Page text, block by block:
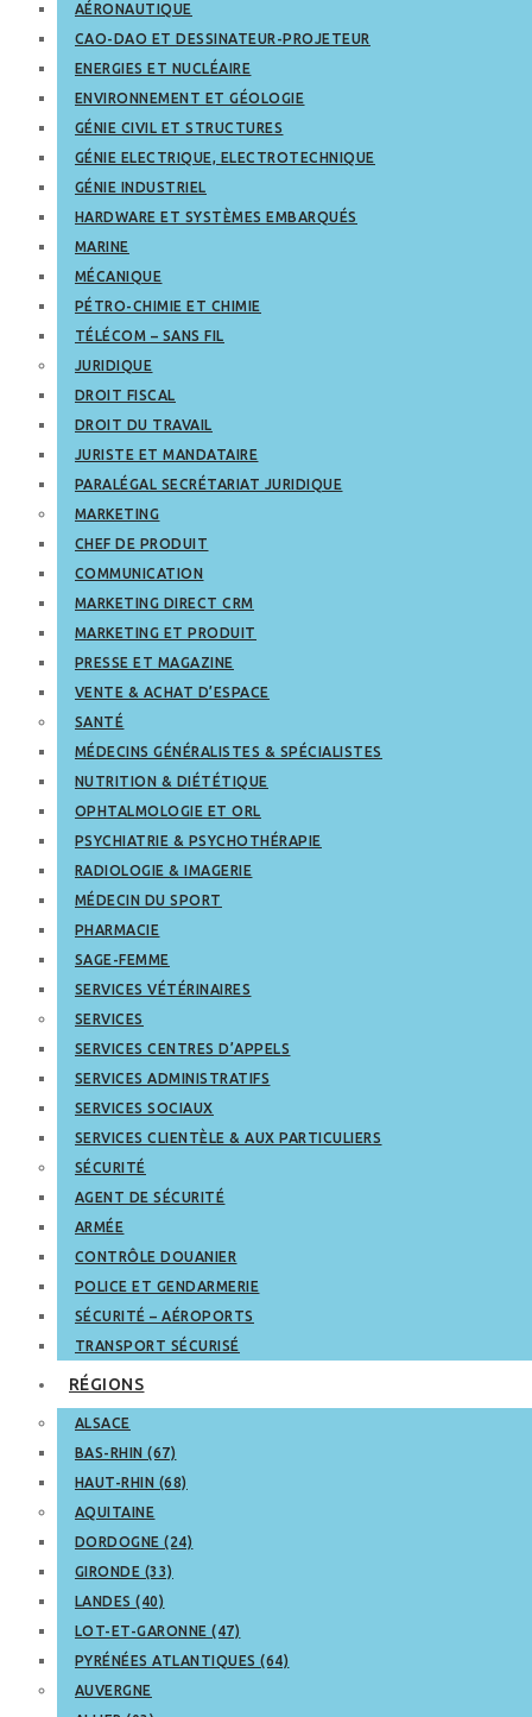
AÉRONAUTIQUE
CAO-DAO ET DESSINATEUR-PROJETEUR
ENERGIES ET NUCLÉAIRE
ENVIRONNEMENT ET GÉOLOGIE
GÉNIE CIVIL ET STRUCTURES
GÉNIE ELECTRIQUE, ELECTROTECHNIQUE
GÉNIE INDUSTRIEL
HARDWARE ET SYSTÈMES EMBARQUÉS
MARINE
MÉCANIQUE
PÉTRO-CHIMIE ET CHIMIE
TÉLÉCOM – SANS FIL
JURIDIQUE
DROIT FISCAL
DROIT DU TRAVAIL
JURISTE ET MANDATAIRE
PARALÉGAL SECRÉTARIAT JURIDIQUE
MARKETING
CHEF DE PRODUIT
COMMUNICATION
MARKETING DIRECT CRM
MARKETING ET PRODUIT
PRESSE ET MAGAZINE
VENTE & ACHAT D’ESPACE
SANTÉ
MÉDECINS GÉNÉRALISTES & SPÉCIALISTES
NUTRITION & DIÉTÉTIQUE
OPHTALMOLOGIE ET ORL
PSYCHIATRIE & PSYCHOTHÉRAPIE
RADIOLOGIE & IMAGERIE
MÉDECIN DU SPORT
PHARMACIE
SAGE-FEMME
SERVICES VÉTÉRINAIRES
SERVICES
SERVICES CENTRES D’APPELS
SERVICES ADMINISTRATIFS
SERVICES SOCIAUX
SERVICES CLIENTÈLE & AUX PARTICULIERS
SÉCURITÉ
AGENT DE SÉCURITÉ
ARMÉE
CONTRÔLE DOUANIER
POLICE ET GENDARMERIE
SÉCURITÉ – AÉROPORTS
TRANSPORT SÉCURISÉ
RÉGIONS
ALSACE
BAS-RHIN (67)
HAUT-RHIN (68)
AQUITAINE
DORDOGNE (24)
GIRONDE (33)
LANDES (40)
LOT-ET-GARONNE (47)
PYRÉNÉES ATLANTIQUES (64)
AUVERGNE